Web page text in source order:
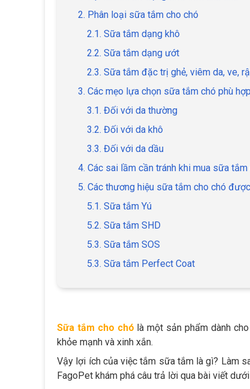
2. Phân loại sữa tắm cho chó
2.1. Sữa tắm dạng khô
2.2. Sữa tắm dạng ướt
2.3. Sữa tắm đặc trị ghẻ, viêm da, ve,
3. Các mẹo lựa chọn sữa tắm chó phù hợp
3.1. Đối với da thường
3.2. Đối với da khô
3.3. Đối với da dầu
4. Các sai lầm cần tránh khi mua sữa tắm
5. Các thương hiệu sữa tắm cho chó
5.1. Sữa tắm Yú
5.2. Sữa tắm SHD
5.3. Sữa tắm SOS
5.3. Sữa tắm Perfect Coat
Sữa tắm cho chó là một sản phẩm dành
khỏe mạnh và xinh xắn.
Vậy lợi ích của việc tắm sữa tắm là gì? Làm
FagoPet khám phá câu trả lời qua bài viết